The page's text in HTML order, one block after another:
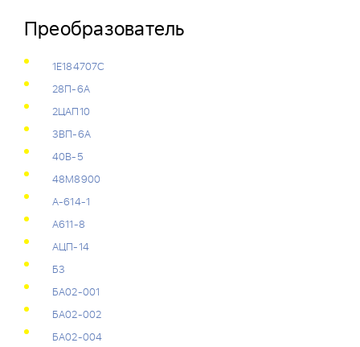
Преобразователь
1Е184707С
28П-6А
2ЦАП10
3ВП-6А
40В-5
48М8900
А-614-1
А611-8
АЦП-14
Б3
БА02-001
БА02-002
БА02-004